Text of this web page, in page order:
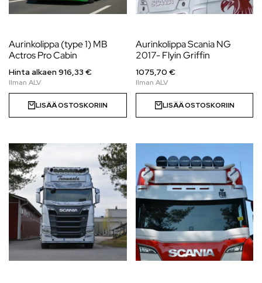
Aurinkolippa (type 1) MB
Actros Pro Cabin
Hinta alkaen916,33 €
LISÄÄ OSTOSKORIIN
Aurinkolippa Scania NG
2017- Flyin Griffin
1075,70 €
LISÄÄ OSTOSKORIIN